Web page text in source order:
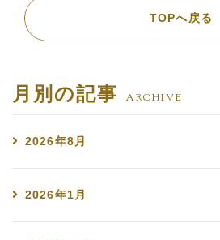
TOPへ戻る
月別の記事 ARCHIVE
2026年8月
2026年1月